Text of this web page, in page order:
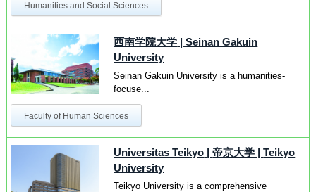
Humanities and Social Sciences
西南学院大学 |Seinan Gakuin
University
Seinan Gakuin University is a humanities-
focuse...
Faculty of Human Sciences
Universitas Teikyo |帝京大学 |Teikyo
University
Teikyo University is a comprehensive